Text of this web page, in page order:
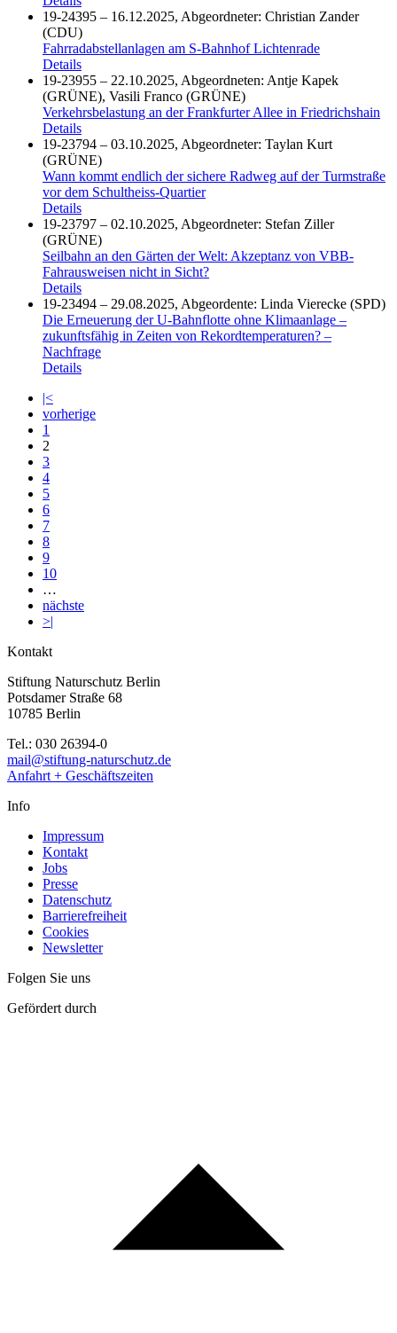
19-24395 – 16.12.2025, Abgeordneter: Christian Zander
(CDU)
Fahrradabstellanlagen am S-Bahnhof Lichtenrade
Details
19-23955 – 22.10.2025, Abgeordneten: Antje Kapek
(GRÜNE), Vasili Franco (GRÜNE)
Verkehrsbelastung an der Frankfurter Allee in Friedrichshain
Details
19-23794 – 03.10.2025, Abgeordneter: Taylan Kurt
(GRÜNE)
Wann kommt endlich der sichere Radweg auf der Turmstraße
vor dem Schultheiss-Quartier
Details
19-23797 – 02.10.2025, Abgeordneter: Stefan Ziller
(GRÜNE)
Seilbahn an den Gärten der Welt: Akzeptanz von VBB-
Fahrausweisen nicht in Sicht?
Details
19-23494 – 29.08.2025, Abgeordente: Linda Vierecke (SPD)
Die Erneuerung der U-Bahnflotte ohne Klimaanlage –
zukunftsfähig in Zeiten von Rekordtemperaturen? –
Nachfrage
Details
|<
vorherige
1
2
3
4
5
6
7
8
9
10
…
nächste
>|
Kontakt
Stiftung Naturschutz Berlin
Potsdamer Straße 68
10785 Berlin
Tel.: 030 26394-0
mail@stiftung-naturschutz.de
Anfahrt + Geschäftszeiten
Info
Impressum
Kontakt
Jobs
Presse
Datenschutz
Barrierefreiheit
Cookies
Newsletter
Folgen Sie uns
Gefördert durch